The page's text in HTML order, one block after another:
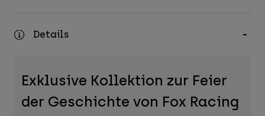
Alles in Accessoires
Details
Exklusive Kollektion zur Feier
der Geschichte von Fox Racing